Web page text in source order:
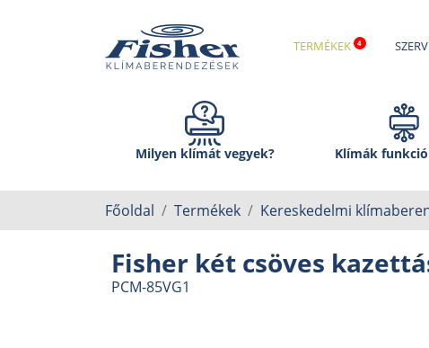
TERMÉKEK
Milyen klímát vegyek? Klímák
Főoldal Termékek Kereskedelmi
Fisher két csöves
PCM-85VG1